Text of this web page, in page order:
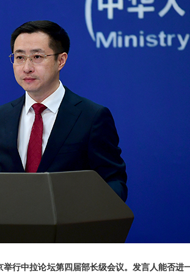
行中拉论坛第四届部长级会议。发言人能否进